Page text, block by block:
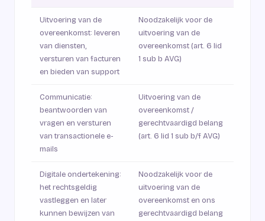
Uitvoering van de
overeenkomst: leveren
van diensten,
versturen van facturen
en bieden van support
Noodzakelijk voor de
uitvoering van de
overeenkomst (art. 6 lid
1 sub b AVG)
Communicatie:
beantwoorden van
vragen en versturen
van transactionele e-
mails
Uitvoering van de
overeenkomst /
gerechtvaardigd belang
(art. 6 lid 1 sub b/f AVG)
Digitale ondertekening:
het rechtsgeldig
vastleggen en later
kunnen bewijzen van
Noodzakelijk voor de
uitvoering van de
overeenkomst en ons
gerechtvaardigd belang